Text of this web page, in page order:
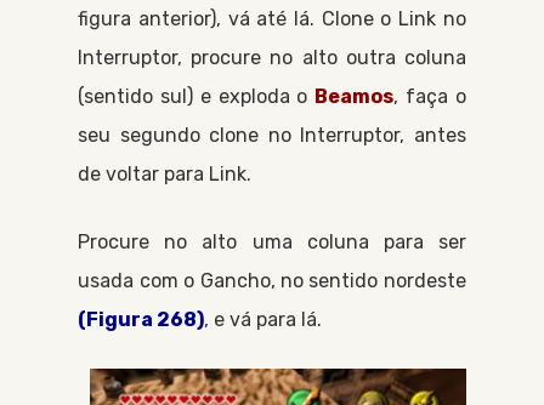
figura anterior), vá até lá. Clone o Link no
Interruptor, procure no alto outra coluna
(sentido sul) e exploda o Beamos, faça o
seu segundo clone no Interruptor, antes
de voltar para Link.
Procure no alto uma coluna para ser
usada com o Gancho, no sentido nordeste
(Figura 268), e vá para lá.